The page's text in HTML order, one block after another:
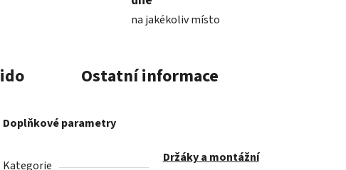
na jakékoliv místo
Ostatní informace
Doplňkové parametry
Kategorie
Držáky a montážní